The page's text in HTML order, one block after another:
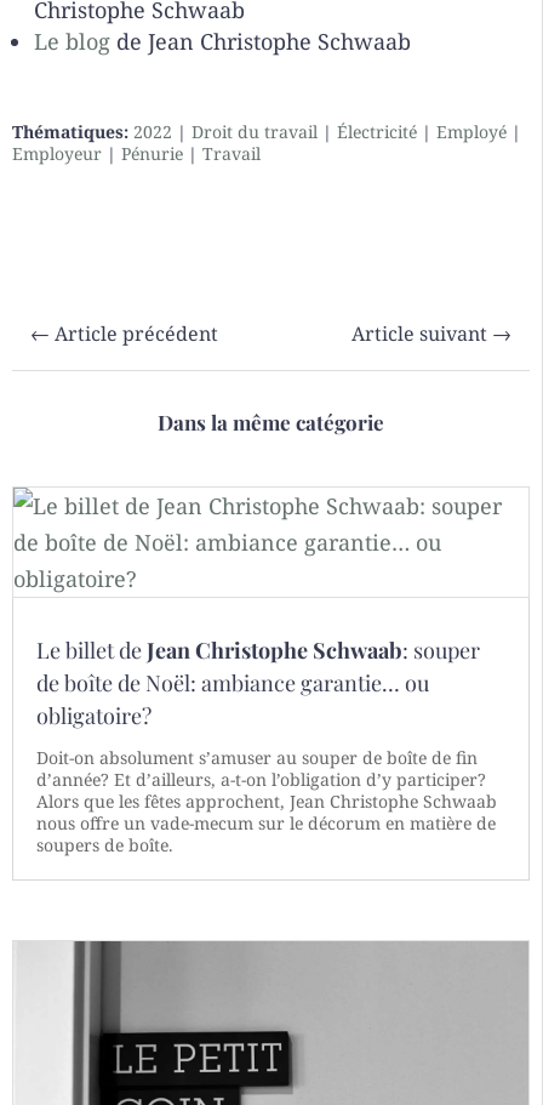
Christophe Schwaab
Le blog de Jean Christophe Schwaab
Thématiques: 2022 | Droit du travail | Électricité | Employé |
Employeur | Pénurie | Travail
← Article précédent Article suivant →
Dans la même catégorie
Le billet deJean Christophe Schwaab: souper
de boîte de Noël: ambiance garantie… ou
obligatoire?
Doit-on absolument s’amuser au souper de boîte de fin
d’année? Et d’ailleurs, a-t-on l’obligation d’y participer?
Alors que les fêtes approchent, Jean Christophe Schwaab
nous offre un vade-mecum sur le décorum en matière de
soupers de boîte.